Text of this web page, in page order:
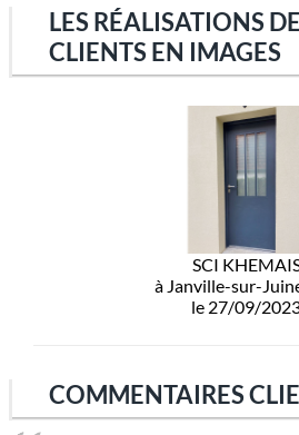
LES RÉALISATIONS
CLIENTS EN IMAGES
SCI
à Janville-sur-
le 27/09/
COMMENTAIRES